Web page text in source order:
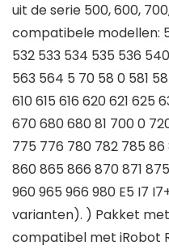
uit de serie 500, 600,
compatibele modellen:
532 533 534 535 536
563 564 5 70 58 0 581
610 615 616 620 621 625
670 680 680 81 700 0
775 776 780 782 785
860 865 866 870 871
960 965 966 980 E5 I7
varianten). ) Pakket
compatibel met iRobot